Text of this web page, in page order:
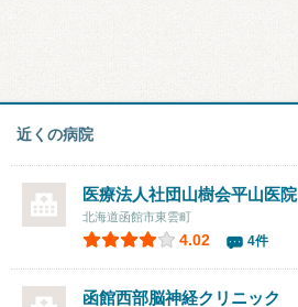
近くの病院
医療法人社団山樹会平山医院
北海道函館市東雲町
4.02 4件
函館西部脳神経クリニック